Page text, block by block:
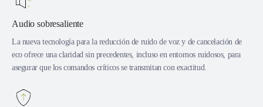
Audio sobresaliente
La nueva tecnología para la reducción de ruido de voz y de cancelación de
eco ofrece una claridad sin precedentes, incluso en entornos ruidosos, para
asegurar que los comandos críticos se transmitan con exactitud.